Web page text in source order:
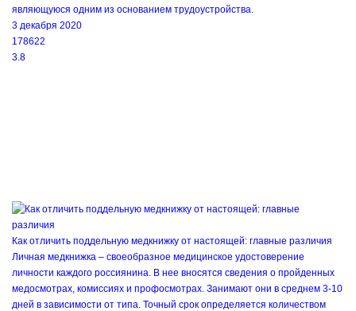
являющуюся одним из основанием трудоустройства.
3 декабря 2020
178622
3.8
Как отличить поддельную медкнижку от настоящей: главные различия
Личная медкнижка – своеобразное медицинское удостоверение
личности каждого россиянина. В нее вносятся сведения о пройденных
медосмотрах, комиссиях и профосмотрах. Занимают они в среднем 3-10
дней в зависимости от типа. Точный срок определяется количеством